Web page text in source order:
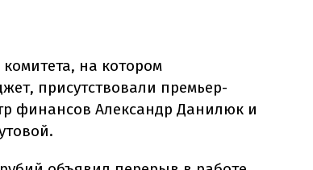
на котором
присутствовали премьер-
финансов Александр Данилюк и